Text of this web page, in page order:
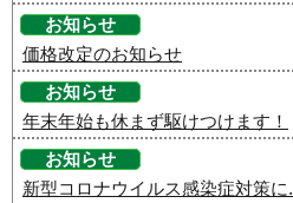
お知らせ
価格改定のお知らせ
お知らせ
年末年始も休まず駆けつけます！
お知らせ
新型コロナウイルス感染症対策に